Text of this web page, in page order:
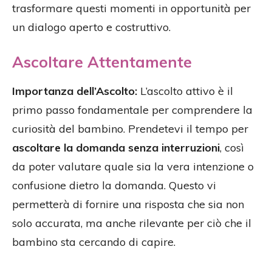
trasformare questi momenti in opportunità per
un dialogo aperto e costruttivo.
Ascoltare Attentamente
Importanza dell’Ascolto: L’ascolto attivo è il
primo passo fondamentale per comprendere la
curiosità del bambino. Prendetevi il tempo per
ascoltare la domanda senza interruzioni, così
da poter valutare quale sia la vera intenzione o
confusione dietro la domanda. Questo vi
permetterà di fornire una risposta che sia non
solo accurata, ma anche rilevante per ciò che il
bambino sta cercando di capire.